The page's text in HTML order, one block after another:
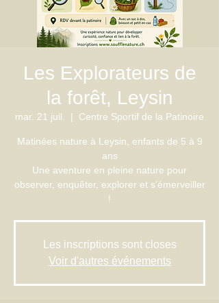
Les Explorateurs de
la forêt, Leysin
mar. 21 juil.
  |
Centre Sportif de la Patinoire
Matinées nature à Leysin, enfants de 5 à 9
ans
Une aventure en pleine nature pour
observer, enquêter, explorer et s’émerveiller
!
Les inscriptions sont closes
Voir d'autres événements